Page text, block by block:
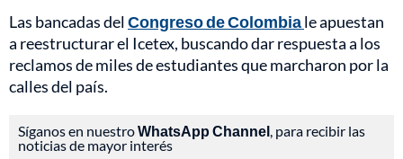
Las bancadas delCongreso de Colombiale apuestan
a reestructurar el Icetex, buscando dar respuesta a los
reclamos de miles de estudiantes que marcharon por la
calles del país.
Síganos en nuestroWhatsApp Channel , para recibir las
noticias de mayor interés